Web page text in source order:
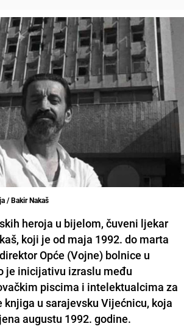
/ Bakir Nakaš
heroja u bijelom, čuveni ljekar
, koji je od maja 1992. do marta
Opće (Vojne) bolnice u
je inicijativu izraslu među
piscima i intelektualcima za
knjiga u sarajevsku Vijećnicu, koja
augustu 1992. godine.